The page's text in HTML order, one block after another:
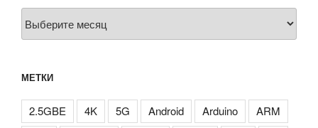
МЕТКИ
2.5GBE 4K 5G Android Arduino
ARM